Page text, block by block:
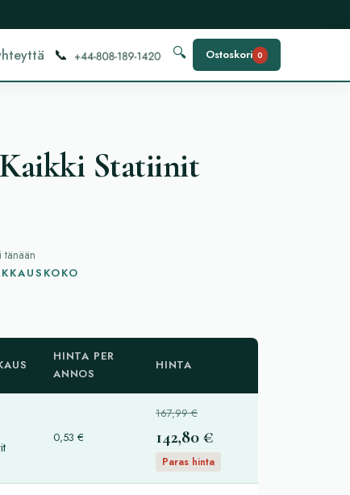
📞 🔍 Ostoskori 0
Statiinit
HINTA PER
ANNOS
HINTA
0,53 €
167,99 €
142,80 €
Paras hinta